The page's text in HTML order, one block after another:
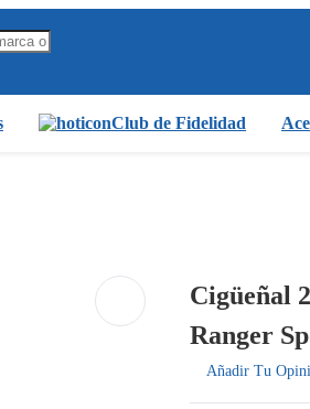
Club de Fidelidad
Cigüeñal
Ranger
Añadir Tu